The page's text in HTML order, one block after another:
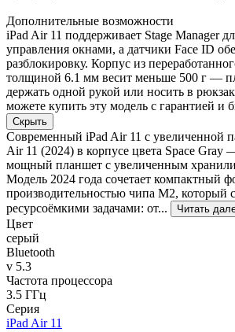
Дополнительные возможности
iPad Air 11 поддерживает Stage Manager
управления окнами, а датчики Face ID
разблокировку. Корпус из
толщиной 6.1 мм весит меньше 500 г —
держать одной рукой или носить в
можете купить эту модель с гарантией и
Скрыть
Современный iPad Air 11 с увеличенной
Air 11 (2024) в корпусе цвета Space Gray
мощный планшет с увеличенным
Модель 2024 года сочетает компактный
производительностью чипа M2, который
ресурсоёмкими задачами: от...
Читать
Цвет
серый
Bluetooth
v 5.3
Частота процессора
3.5 ГГц
Серия
iPad Air 11